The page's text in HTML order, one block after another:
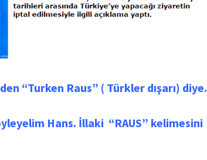
“Turken Raus” ( Türkler dışarı) diye.
Hans. İllaki “RAUS” kelimesini